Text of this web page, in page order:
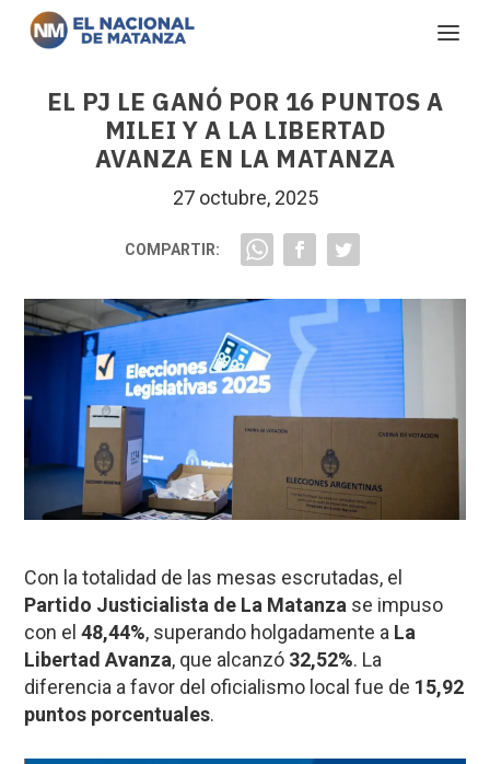
EL PJ LE GANÓ POR 16 PUNTOS A
MILEI Y A LA LIBERTAD
AVANZA EN LA MATANZA
27 octubre, 2025
COMPARTIR:
Con la totalidad de las mesas escrutadas, el
Partido Justicialista de La Matanza se impuso
con el48,44%, superando holgadamente a La
Libertad Avanza, que alcanzó 32,52%. La
diferencia a favor del oficialismo local fue de 15,92
puntos porcentuales.